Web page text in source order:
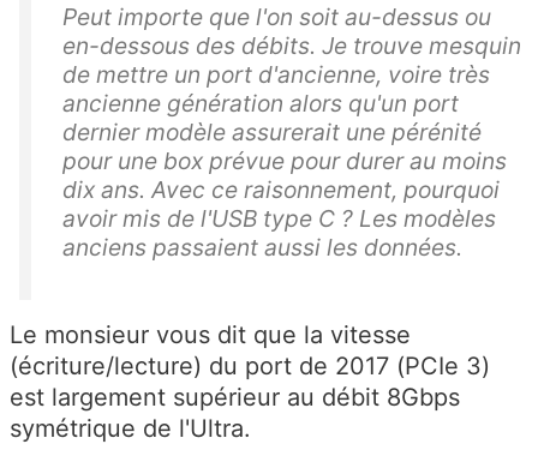
Peut importe que l'on soit au-dessus ou
en-dessous des débits. Je trouve mesquin
de mettre un port d'ancienne, voire très
ancienne génération alors qu'un port
dernier modèle assurerait une pérénité
pour une box prévue pour durer au moins
dix ans. Avec ce raisonnement, pourquoi
avoir mis de l'USB type C ? Les modèles
anciens passaient aussi les données.
Le monsieur vous dit que la vitesse
(écriture/lecture) du port de 2017 (PCIe 3)
est largement supérieur au débit 8Gbps
symétrique de l'Ultra.